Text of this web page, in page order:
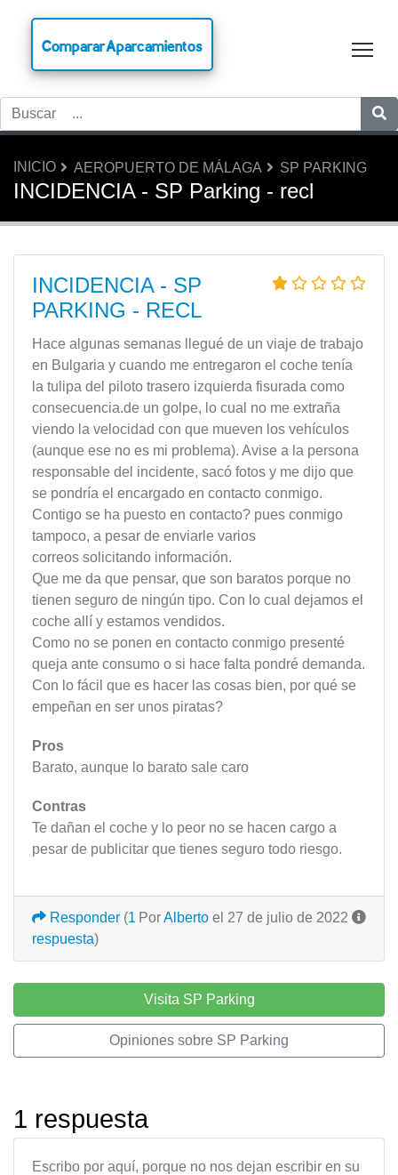
CompararAparcamientos
INICIO AEROPUERTO DE MÁLAGA SP PARKING
INCIDENCIA - SP Parking - recl
INCIDENCIA - SP
PARKING - RECL
Hace algunas semanas llegué de un viaje de trabajo
en Bulgaria y cuando me entregaron el coche tenía
la tulipa del piloto trasero izquierda fisurada como
consecuencia.de un golpe, lo cual no me extraña
viendo la velocidad con que mueven los vehículos
(aunque ese no es mi problema). Avise a la persona
responsable del incidente, sacó fotos y me dijo que
se pondría el encargado en contacto conmigo.
Contigo se ha puesto en contacto? pues conmigo
tampoco, a pesar de enviarle varios
correos solicitando información.
Que me da que pensar, que son baratos porque no
tienen seguro de ningún tipo. Con lo cual dejamos el
coche allí y estamos vendidos.
Como no se ponen en contacto conmigo presenté
queja ante consumo o si hace falta pondré demanda.
Con lo fácil que es hacer las cosas bien, por qué se
empeñan en ser unos piratas?
Pros
Barato, aunque lo barato sale caro
Contras
Te dañan el coche y lo peor no se hacen cargo a
pesar de publicitar que tienes seguro todo riesgo.
PorAlberto el 27 de julio de 2022
Responder (1
respuesta)
Visita SP Parking
Opiniones sobre SP Parking
1 respuesta
Escribo por aquí, porque no nos dejan escribir en su